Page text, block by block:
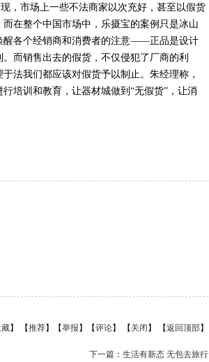
市场上一些不法商家以次充好，甚至以假货
在整个中国市场中，乐摄宝的案例只是冰山
醒各个经销商和消费者的注意——正品是设计
而销售出去的假货，不仅侵犯了厂商的利
法我们都应该对假货予以制止。朱经理称，
培训和教育，让器材城做到“无假货”，让消
】 【推荐】【举报】【评论】 【关闭】 【返回顶部】
下一篇： 生活有新态 无包去旅行